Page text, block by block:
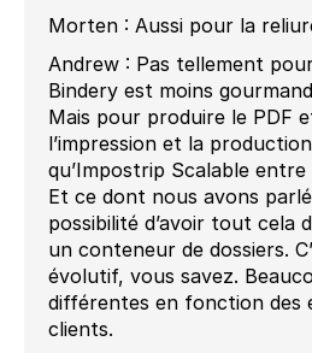
Morten : Aussi pour la
Andrew : Pas tellement
Bindery est moins
Mais pour produire le PDF
l’impression et la
qu’Impostrip Scalable entre
Et ce dont nous avons parlé
possibilité d’avoir tout cela
un conteneur de dossiers.
évolutif, vous savez.
différentes en fonction des
clients.